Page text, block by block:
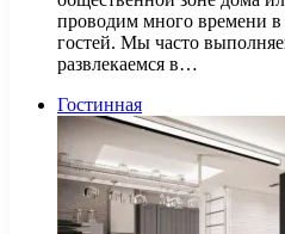
проводим много времени
гостей. Мы часто
развлекаемся в…
Гостинная